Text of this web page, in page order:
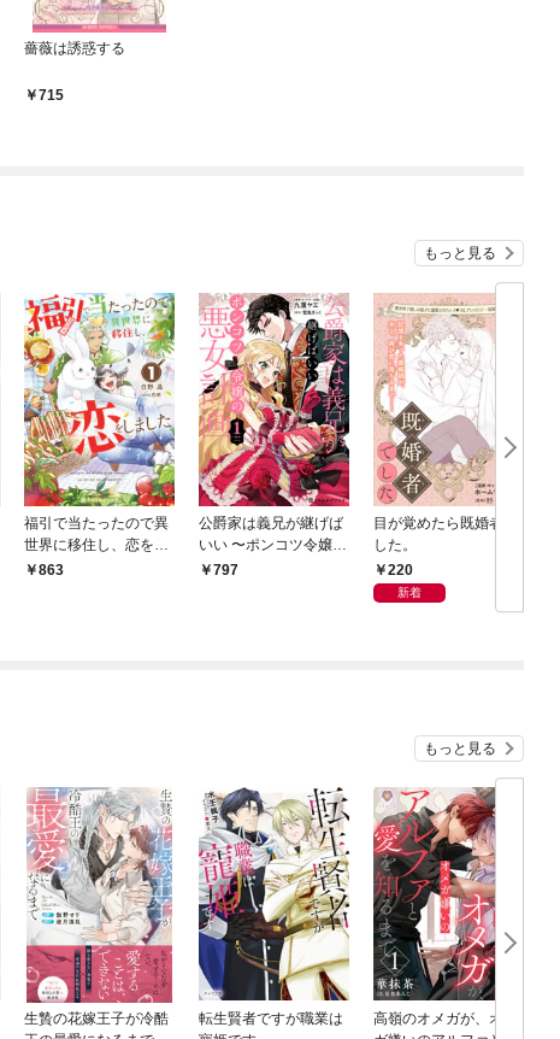
薔薇は誘惑する
715
もっと見る
福引で当たったので異
世界に移住し、恋をし
ました（1）【電子限
863
公爵家は義兄が継げば
いい 〜ポンコツ令嬢の
悪女計画〜 1【電子限
797
目が覚めたら既婚者で
した。
220
新着
もっと見る
生贄の花嫁王子が冷酷
転生賢者ですが職業は
高嶺のオメガが、オメ